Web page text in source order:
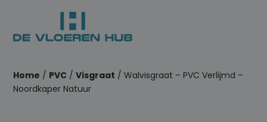
Home / PVC /Visgraat / Walvisgraat – PVC Verlijmd –
Noordkaper Natuur